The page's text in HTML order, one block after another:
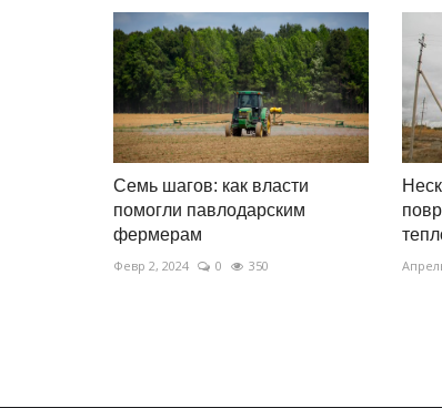
Семь шагов: как власти
помогли павлодарским
фермерам
Февр 2, 2024 0 350